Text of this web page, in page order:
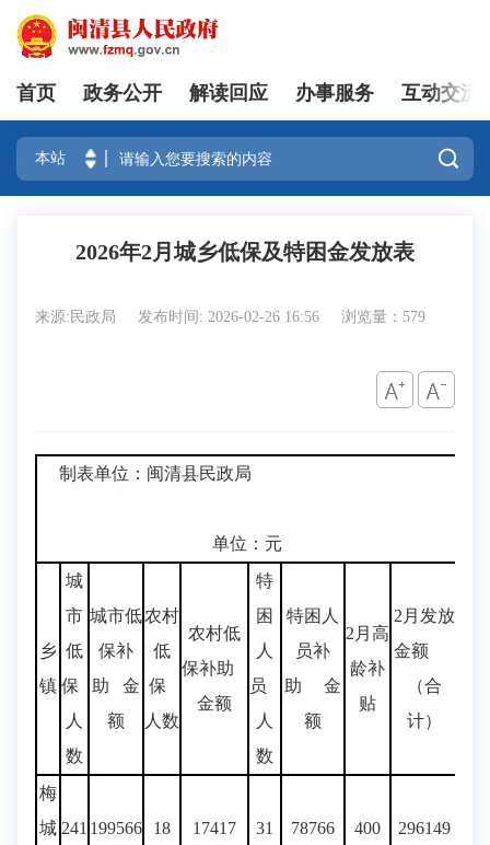
登录
首页 政务公开 解读回应 办事服务 互动交流

2026年2月城乡低保及特困金发放表
来源:民政局 发布时间: 2026-02-26 16:56 浏览量：579
制表单位：闽清县民政局
单位：元
乡
镇
城
市
低
保
人
数
城市低
保补
助 金
额
农村
低
保
人数
农村低
保补助
金额
特
困
人
员
人
数
特困人
员补
助 金
额
2月高
龄补
贴
2月发放
金额
（合
计）
梅
城 241 199566 18 17417 31 78766 400 296149